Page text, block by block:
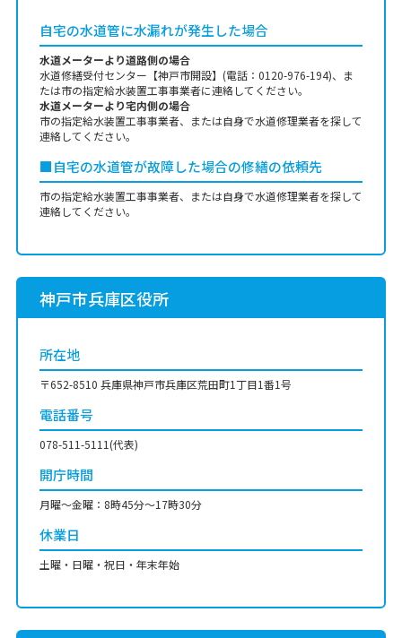
自宅の水道管に水漏れが発生した場合
水道メーターより道路側の場合
水道修繕受付センター【神戸市開設】(電話：0120-976-194)、ま
たは市の指定給水装置工事事業者に連絡してください。
水道メーターより宅内側の場合
市の指定給水装置工事事業者、または自身で水道修理業者を探して
連絡してください。
■自宅の水道管が故障した場合の修繕の依頼先
市の指定給水装置工事事業者、または自身で水道修理業者を探して
連絡してください。
神戸市兵庫区役所
所在地
〒652-8510 兵庫県神戸市兵庫区荒田町1丁目1番1号
電話番号
078-511-5111(代表)
開庁時間
月曜〜金曜：8時45分～17時30分
休業日
土曜・日曜・祝日・年末年始